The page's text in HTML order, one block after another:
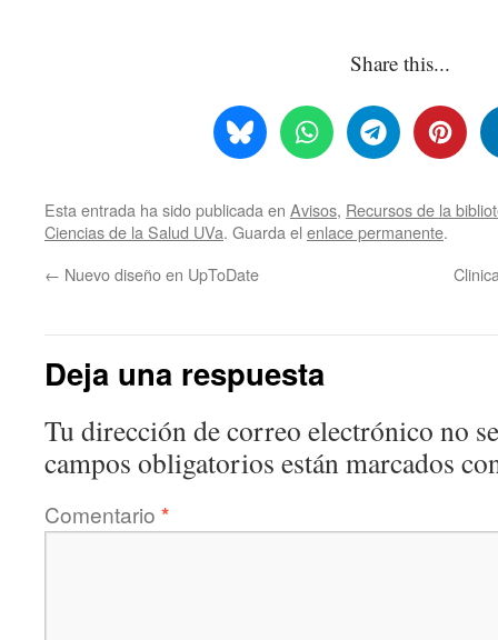
Share this...
Esta entrada ha sido publicada en Avisos, Recursos de la
Ciencias de la Salud UVa. Guarda el enlace permanente.
← Nuevo diseño en UpToDate
Deja una respuesta
Tu dirección de correo electrónico no
campos obligatorios están marcados
Comentario *